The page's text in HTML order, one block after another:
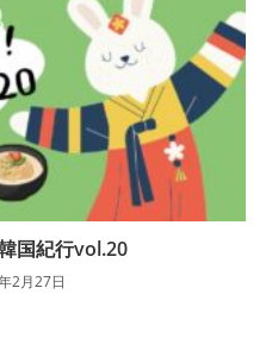
国紀行vol.20
2月27日